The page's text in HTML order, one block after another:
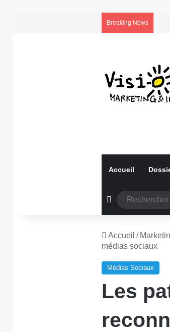
Breaking News
Accueil
Article Aléatoire
Accueil /
médias sociaux
Médias Sociaux
Les